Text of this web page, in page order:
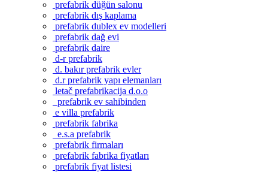
prefabrik düğün salonu
prefabrik dış kaplama
prefabrik dublex ev modelleri
prefabrik dağ evi
prefabrik daire
d-r prefabrik
d. bakır prefabrik evler
d.r prefabrik yapı elemanları
letač prefabrikacija d.o.o
prefabrik ev sahibinden
e villa prefabrik
prefabrik fabrika
e.s.a prefabrik
prefabrik firmaları
prefabrik fabrika fiyatları
prefabrik fiyat listesi